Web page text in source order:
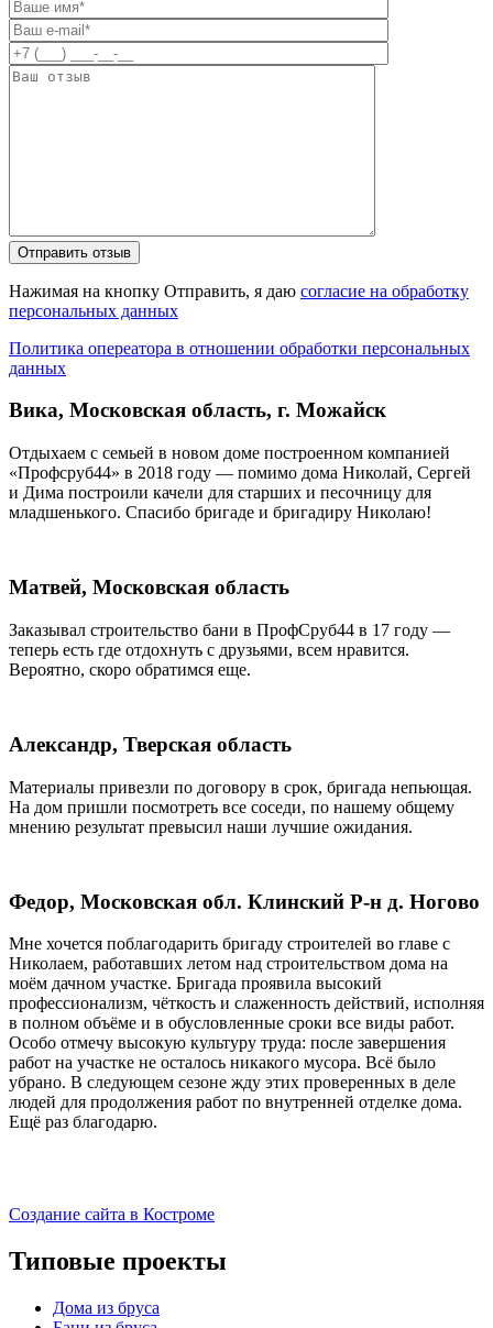
Нажимая на кнопку Отправить, я даю согласие на обработку
персональных данных
Политика опереатора в отношении обработки персональных
данных
Вика, Московская область, г. Можайск
Отдыхаем с семьей в новом доме построенном компанией
«Профсруб44» в 2018 году — помимо дома Николай, Сергей
и Дима построили качели для старших и песочницу для
младшенького. Спасибо бригаде и бригадиру Николаю!
Матвей, Московская область
Заказывал строительство бани в ПрофСруб44 в 17 году —
теперь есть где отдохнуть с друзьями, всем нравится.
Вероятно, скоро обратимся еще.
Александр, Тверская область
Материалы привезли по договору в срок, бригада непьющая.
На дом пришли посмотреть все соседи, по нашему общему
мнению результат превысил наши лучшие ожидания.
Федор, Московская обл. Клинский Р-н д. Ногово
Мне хочется поблагодарить бригаду строителей во главе с
Николаем, работавших летом над строительством дома на
моём дачном участке. Бригада проявила высокий
профессионализм, чёткость и слаженность действий, исполняя
в полном объёме и в обусловленные сроки все виды работ.
Особо отмечу высокую культуру труда: после завершения
работ на участке не осталось никакого мусора. Всё было
убрано. В следующем сезоне жду этих проверенных в деле
людей для продолжения работ по внутренней отделке дома.
Ещё раз благодарю.
Создание сайта в Костроме
Типовые проекты
Дома из бруса